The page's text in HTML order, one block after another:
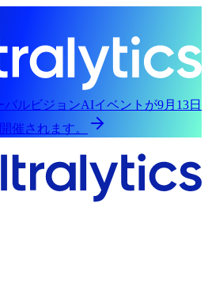
バルビジョンAIイベントが9月13日
催されます。